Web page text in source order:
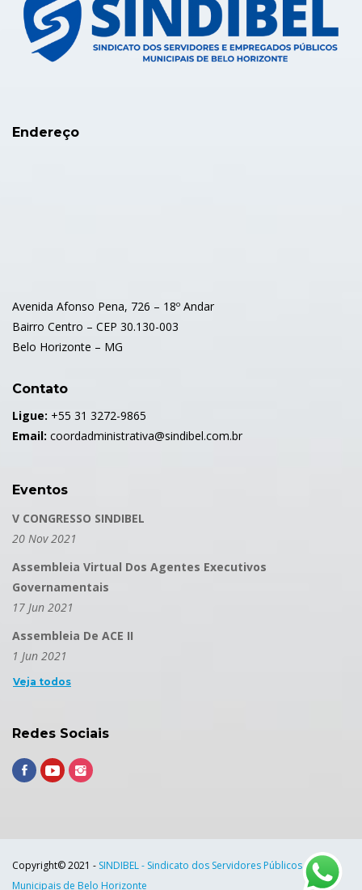
Endereço
Avenida Afonso Pena, 726 – 18º Andar
Bairro Centro – CEP 30.130-003
Belo Horizonte – MG
Contato
Ligue: +55 31 3272-9865
Email: coordadministrativa@sindibel.com.br
Eventos
V CONGRESSO SINDIBEL
20 Nov 2021
Assembleia Virtual Dos Agentes Executivos
Governamentais
17 Jun 2021
Assembleia De ACE II
1 Jun 2021
Veja todos
Redes Sociais
Copyright© 2021 - SINDIBEL - Sindicato dos Servidores Públicos
Municipais de Belo Horizonte